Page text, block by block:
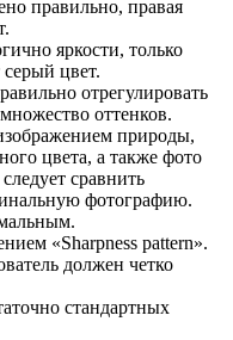
правильно, правая
яркости, только
цвет.
отрегулировать
оттенков.
природы,
цвета, а также фото
сравнить
фотографию.
«Sharpness pattern».
должен четко
стандартных